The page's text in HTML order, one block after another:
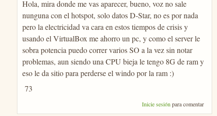
Hola, mira donde me vas aparecer, bueno, voz no sale
nunguna con el hotspot, solo datos D-Star, no es por nada
pero la electricidad va cara en estos tiempos de crisis y
usando el VirtualBox me ahorro un pc, y como el server le
sobra potencia puedo correr varios SO a la vez sin notar
problemas, aun siendo una CPU bieja le tengo 8G de ram y
eso le da sitio para perderse el windo por la ram :)
73
Inicie sesión para comentar